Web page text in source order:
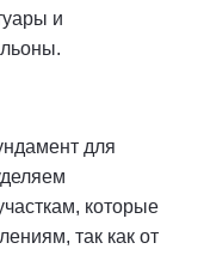
и
для
которые
так как от